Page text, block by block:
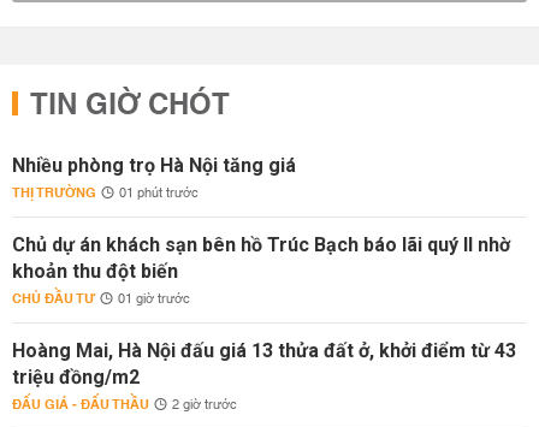
TIN GIỜ CHÓT
Nhiều phòng trọ Hà Nội tăng giá
THỊ TRƯỜNG 01 phút trước
Chủ dự án khách sạn bên hồ Trúc Bạch báo lãi quý II nhờ
khoản thu đột biến
CHỦ ĐẦU TƯ 01 giờ trước
Hoàng Mai, Hà Nội đấu giá 13 thửa đất ở, khởi điểm từ 43
triệu đồng/m2
ĐẤU GIÁ - ĐẤU THẦU 2 giờ trước